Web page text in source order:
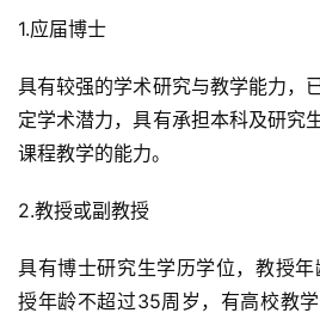
1.应届博士
具有较强的学术研究与教学能力，
定学术潜力，具有承担本科及研究
课程教学的能力。
2.教授或副教授
具有博士研究生学历学位，教授
授年龄不超过35周岁，有高校教